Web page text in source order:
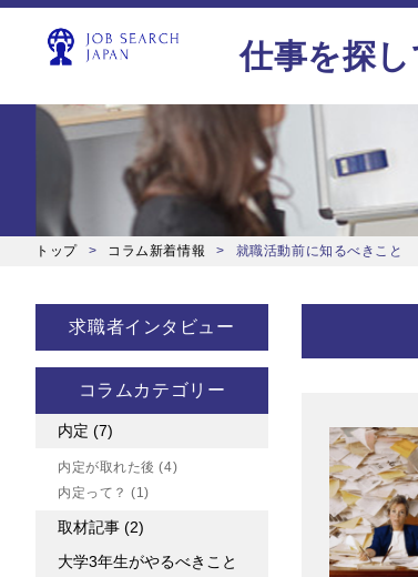
仕事を探
トップ コラム新着情報 就職活動前に知るべきこと
求職者インタビュー
コラムカテゴリー
内定 (7)
内定が取れた後(4)
内定って？(1)
取材記事 (2)
大学3年生がやるべきこと